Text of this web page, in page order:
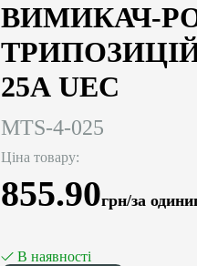
ВИМИКАЧ-
25А UEC
MTS-4-025
Ціна товару:
855.90грн/за
В наявності